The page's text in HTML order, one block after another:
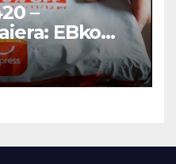
–
EBko
AAren
behin
bideojoko